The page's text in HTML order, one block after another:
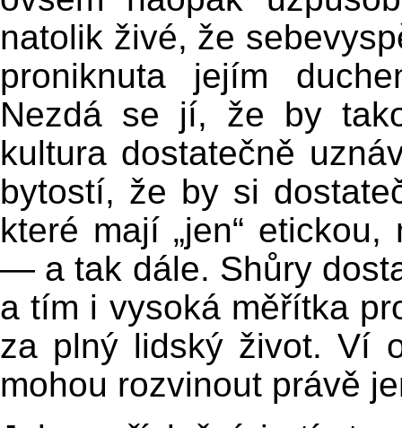
natolik živé, že
proniknuta jejím
Nezdá se jí, že by
kultura dostatečně
bytostí, že by si
které mají „jen“
— a tak dále. Shůry
a tím i vysoká měřítka
za plný lidský život. Ví
mohou rozvinout právě